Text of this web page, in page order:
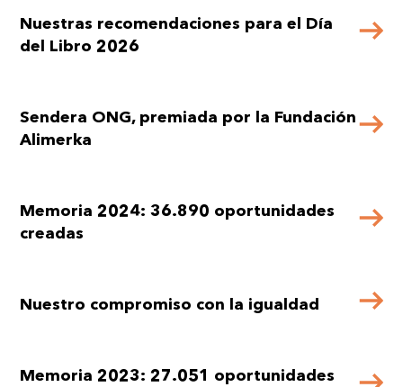
Nuestras recomendaciones para el Día
del Libro 2026
Sendera ONG, premiada por la Fundación
Alimerka
Memoria 2024: 36.890 oportunidades
creadas
Nuestro compromiso con la igualdad
Memoria 2023: 27.051 oportunidades